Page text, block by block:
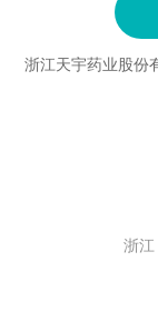
浙江